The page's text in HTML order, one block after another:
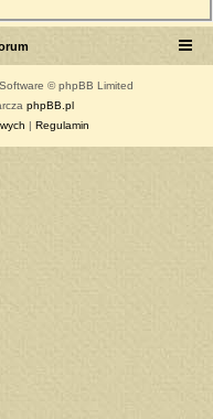
© phpBB Limited
phpBB.pl
| Regulamin